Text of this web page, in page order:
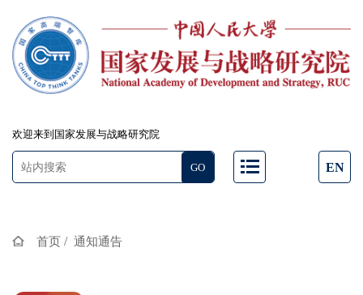
欢迎来到国家发展与战略研究院
EN
首页 / 通知通告